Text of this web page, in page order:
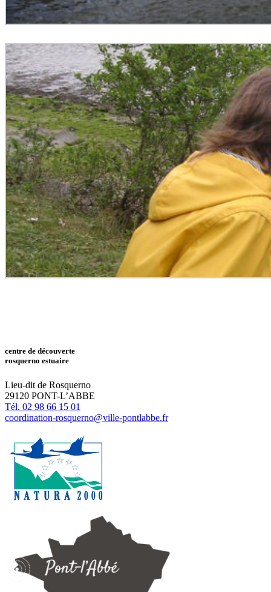
centre de découverte
rosquerno estuaire
Lieu-dit de Rosquerno
29120 PONT-L’ABBE
Tél. 02 98 66 15 01
coordination-rosquerno@ville-pontlabbe.fr